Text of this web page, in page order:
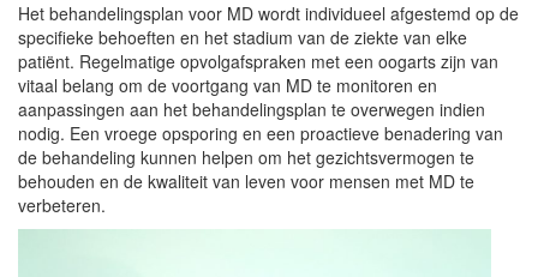
Het behandelingsplan voor MD wordt individueel afgestemd op de
specifieke behoeften en het stadium van de ziekte van elke
patiënt. Regelmatige opvolgafspraken met een oogarts zijn van
vitaal belang om de voortgang van MD te monitoren en
aanpassingen aan het behandelingsplan te overwegen indien
nodig. Een vroege opsporing en een proactieve benadering van
de behandeling kunnen helpen om het gezichtsvermogen te
behouden en de kwaliteit van leven voor mensen met MD te
verbeteren.